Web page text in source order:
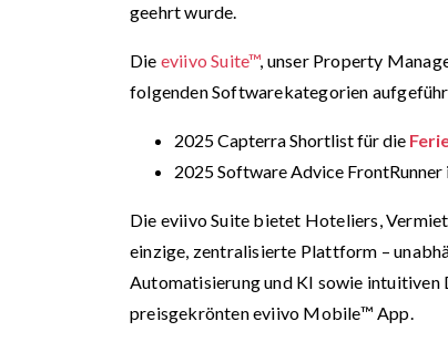
geehrt wurde.
Die eviivo Suite™, unser Property
folgenden Softwarekategorien
2025 Capterra Shortlist für die
2025 Software Advice FrontRunner
Die eviivo Suite bietet Hoteliers,
einzige, zentralisierte Plattform –
Automatisierung und KI sowie
preisgekrönten eviivo Mobile™ App.